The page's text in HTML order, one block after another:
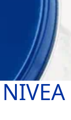
NIVEA